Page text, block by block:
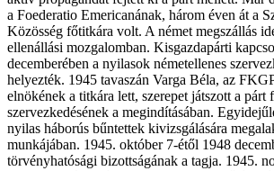
a Foederatio Emericanának, három éven át a
Közösség főtitkára volt. A német megszállás
ellenállási mozgalomban. Kisgazdapárti
decemberében a nyilasok németellenes
helyezték. 1945 tavaszán Varga Béla, az
elnökének a titkára lett, szerepet játszott a párt
szervezkedésének a megindításában.
nyilas háborús bűntettek kivizsgálására
munkájában. 1945. október 7-étől 1948
törvényhatósági bizottságának a tagja. 1945.